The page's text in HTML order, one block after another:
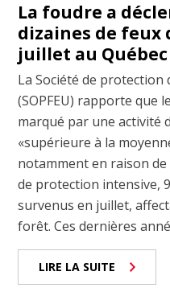
La foudre a
dizaines de feux
juillet au Québec
La Société de
(SOPFEU) rapporte que
marqué par une activité
«supérieure à la
notamment en raison
de protection intensive,
survenus en juillet,
forêt. Ces dernières
LIRE LA SUITE